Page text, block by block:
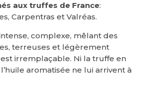
aux truffes de France:
Carpentras et Valréas.
complexe, mêlant des
terreuses et légèrement
irremplaçable. Ni la truffe en
aromatisée ne lui arrivent à